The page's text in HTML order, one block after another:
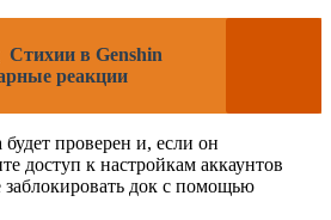
Стихии в Genshin
реакции
проверен и, если он
доступ к настройкам аккаунтов
заблокировать док с помощью